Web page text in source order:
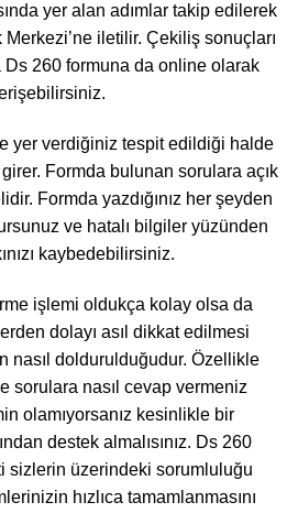
yer alan adımlar takip edilerek
iletilir. Çekiliş sonuçları
Ds 260 formuna da online olarak
yer verdiğiniz tespit edildiği halde
Formda bulunan sorulara açık
Formda yazdığınız her şeyden
ve hatalı bilgiler yüzünden
kaybedebilirsiniz.
işlemi oldukça kolay olsa da
dolayı asıl dikkat edilmesi
nasıl doldurulduğudur. Özellikle
sorulara nasıl cevap vermeniz
olamıyorsanız kesinlikle bir
destek almalısınız. Ds 260
sizlerin üzerindeki sorumluluğu
hızlıca tamamlanmasını